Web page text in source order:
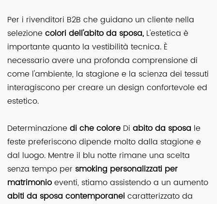
Per i rivenditori B2B che guidano un cliente nella
selezione colori dell'abito da sposa, L'estetica è
importante quanto la vestibilità tecnica. È
necessario avere una profonda comprensione di
come l'ambiente, la stagione e la scienza dei tessuti
interagiscono per creare un design confortevole ed
estetico.
Determinazione di che colore Di abito da sposa le
feste preferiscono dipende molto dalla stagione e
dal luogo. Mentre il blu notte rimane una scelta
senza tempo per smoking personalizzati per
matrimonioeventi, stiamo assistendo a un aumento
abiti da sposa contemporaneicaratterizzato da